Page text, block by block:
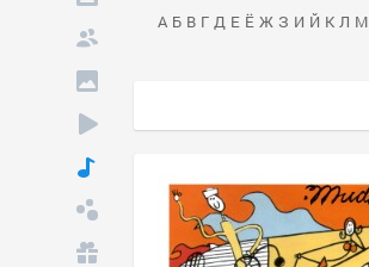
А Б В Г Д Е Ё Ж З И Й К Л М